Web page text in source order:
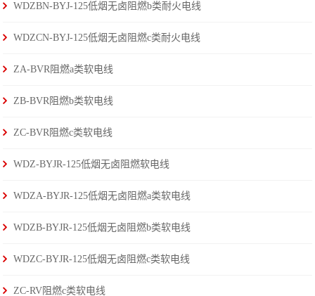
WDZBN-BYJ-125低烟无卤阻燃b类耐火电线
WDZCN-BYJ-125低烟无卤阻燃c类耐火电线
ZA-BVR阻燃a类软电线
ZB-BVR阻燃b类软电线
ZC-BVR阻燃c类软电线
WDZ-BYJR-125低烟无卤阻燃软电线
WDZA-BYJR-125低烟无卤阻燃a类软电线
WDZB-BYJR-125低烟无卤阻燃b类软电线
WDZC-BYJR-125低烟无卤阻燃c类软电线
ZC-RV阻燃c类软电线